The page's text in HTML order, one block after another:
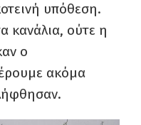
υπόθεση.
κανάλια, ούτε η
ο
ακόμα